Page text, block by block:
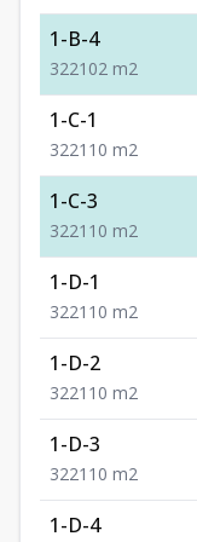
1-B-4
322102 m2
1-C-1
322110 m2
1-C-3
322110 m2
1-D-1
322110 m2
1-D-2
322110 m2
1-D-3
322110 m2
1-D-4